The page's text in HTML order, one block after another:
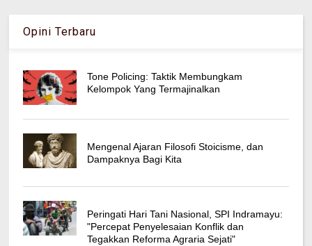
Opini Terbaru
Tone Policing: Taktik Membungkam
Kelompok Yang Termajinalkan
Mengenal Ajaran Filosofi Stoicisme, dan
Dampaknya Bagi Kita
Peringati Hari Tani Nasional, SPI Indramayu:
"Percepat Penyelesaian Konflik dan
Tegakkan Reforma Agraria Sejati"